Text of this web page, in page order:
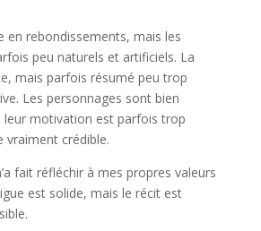
en rebondissements, mais les
peu naturels et artificiels. La
mais parfois résumé peu trop
Les personnages sont bien
leur motivation est parfois trop
vraiment crédible.
fait réfléchir à mes propres valeurs
est solide, mais le récit est